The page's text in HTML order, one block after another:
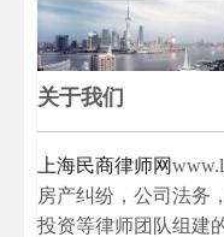
关于我们
上海民商律师网
房产纠纷，公司法务
投资等律师团队组建